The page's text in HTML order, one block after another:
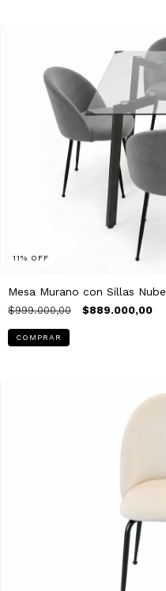
11% OFF
Mesa Murano con Sillas Nube
$999.000,00 $889.000,00